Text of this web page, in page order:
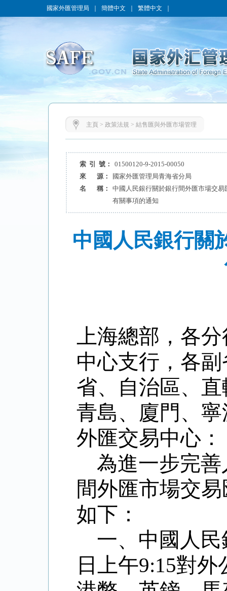
國家外匯管理局 簡體中文 繁體中文
主頁 > 政策法規 > 結售匯與外匯市場管理
索 引 號：
01500120-9-2015-00050
來 源：
國家外匯管理局青海省分局
名 稱：
中國人民銀行關於銀行間外匯市場交
有關事項的通知
中國人民銀行關
上海總部，各
中心支行，各
省、自治區、
青島、廈門、
外匯交易中心：
為進一步完
間外匯市場交
如下：
一、中國人
日上午9:15對外